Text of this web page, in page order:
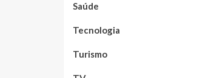
Saúde
Tecnologia
Turismo